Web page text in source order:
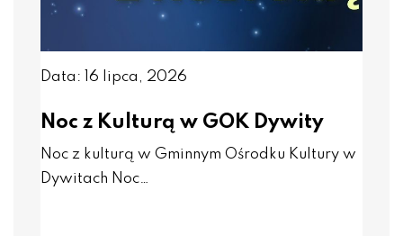
Data: 16 lipca, 2026
Noc z Kulturą w GOK Dywity
Noc z kulturą w Gminnym Ośrodku Kultury w
Dywitach Noc…